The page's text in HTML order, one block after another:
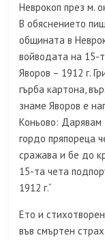
Неврокоп през м.
В обяснението
общината в
войводата на 15-
Яворов – 1912 г.
гърба картона,
знаме Яворов е
Коньово: Дарявам
гордо пряпореца
сражава и бе до
15-та чета
1912 г.“
Ето и
във смъртен